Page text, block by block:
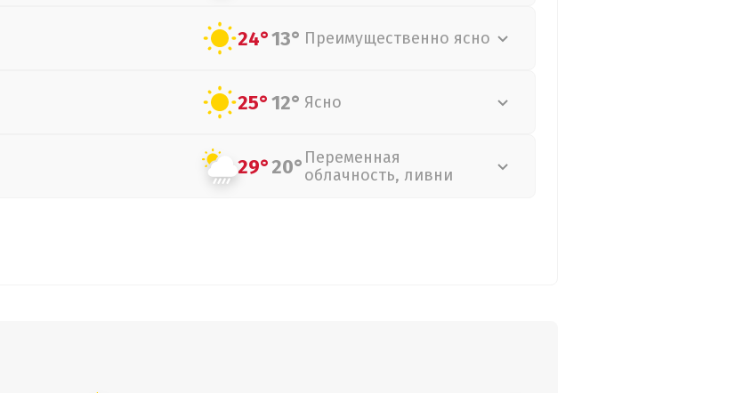
24°13° Преимущественно ясно
25°12° Ясно
29°20° Переменная
облачность, ливни